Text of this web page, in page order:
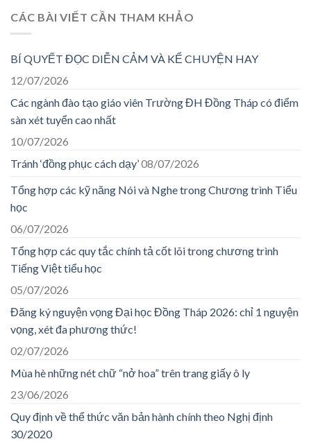
CÁC BÀI VIẾT CẦN THAM KHẢO
BÍ QUYẾT ĐỌC DIỄN CẢM VÀ KỂ CHUYỆN HAY
12/07/2026
Các ngành đào tạo giáo viên Trường ĐH Đồng Tháp có điểm
sàn xét tuyển cao nhất
10/07/2026
Tránh ‘đồng phục cách dạy’08/07/2026
Tổng hợp các kỹ năng Nói và Nghe trong Chương trình Tiểu
học
06/07/2026
Tổng hợp các quy tắc chính tả cốt lõi trong chương trình
Tiếng Việt tiểu học
05/07/2026
Đăng ký nguyện vọng Đại học Đồng Tháp 2026: chỉ 1 nguyện
vọng, xét đa phương thức!
02/07/2026
Mùa hè những nét chữ “nở hoa” trên trang giấy ô ly
23/06/2026
Quy định về thể thức văn bản hành chính theo Nghị định
30/2020